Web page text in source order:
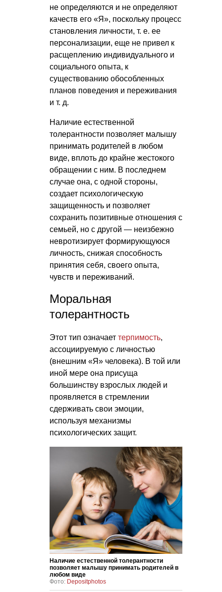
не определяются и не определяют
качеств его «Я», поскольку процесс
становления личности, т. е. ее
персонализации, еще не привел к
расщеплению индивидуального и
социального опыта, к
существованию обособленных
планов поведения и переживания
и т. д.
Наличие естественной
толерантности позволяет малышу
принимать родителей в любом
виде, вплоть до крайне жестокого
обращении с ним. В последнем
случае она, с одной стороны,
создает психологическую
защищенность и позволяет
сохранить позитивные отношения с
семьей, но с другой — неизбежно
невротизирует формирующуюся
личность, снижая способность
принятия себя, своего опыта,
чувств и переживаний.
Моральная
толерантность
Этот тип означает терпимость,
ассоциируемую с личностью
(внешним «Я» человека). В той или
иной мере она присуща
большинству взрослых людей и
проявляется в стремлении
сдерживать свои эмоции,
используя механизмы
психологических защит.
Наличие естественной толерантности
позволяет малышу принимать родителей в
любом виде
Фото: Depositphotos